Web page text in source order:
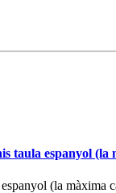
taula espanyol (la
(la màxima